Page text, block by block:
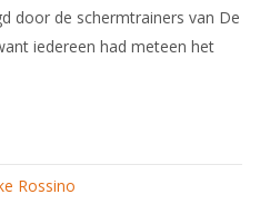
door de schermtrainers van De
iedereen had meteen het
Rossino